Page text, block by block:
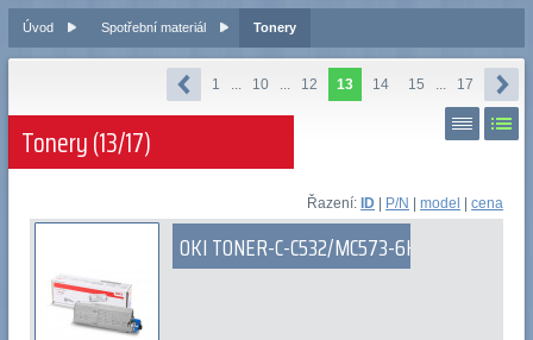
Úvod Spotřební materiál Tonery
1 ... 10 ... 12 13 14 15 ... 17
Tonery (13/17)
Řazení: ID P/N |model |cena
OKI TONER-C-C532/MC573-6K